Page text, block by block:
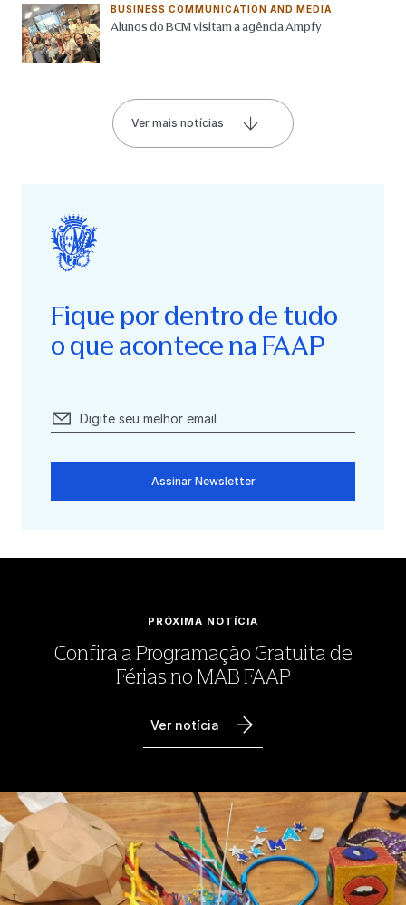
BUSINESS COMMUNICATION AND MEDIA
Alunos do BCM visitam a agência Ampfy
Ver mais notícias
Fique por dentro de tudo
o que acontece na FAAP
Assinar Newsletter
PRÓXIMA NOTÍCIA
Confira a Programação Gratuita de
Férias no MAB FAAP
Ver notícia